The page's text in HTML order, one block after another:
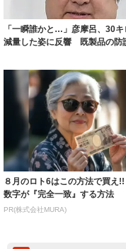
「一瞬誰かと…」彦摩呂、30キ
減量した姿に反響 既製品の防
８月のロト6はこの方法で買え
数字が『完全一致』する方法
PR(株式会社MURA)